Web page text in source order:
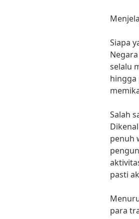
Siapa
selalu
hingga
Salah
penuh
pasti
para